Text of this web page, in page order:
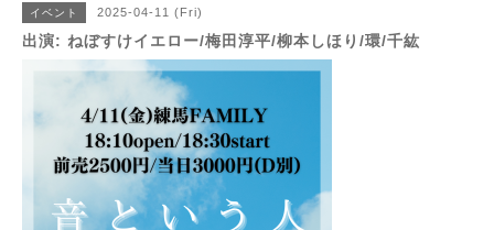
イベント 2025-04-11 (Fri)
出演: ねぼすけイエロー/梅田淳平/柳本しほり/環/千紘